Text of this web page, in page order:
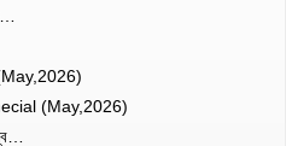
(May,2026)